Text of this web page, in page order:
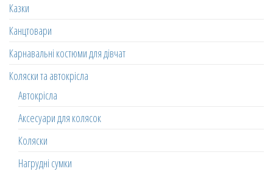
Казки
Канцтовари
Карнавальні костюми для дівчат
Коляски та автокрісла
Автокрісла
Аксесуари для колясок
Коляски
Нагрудні сумки